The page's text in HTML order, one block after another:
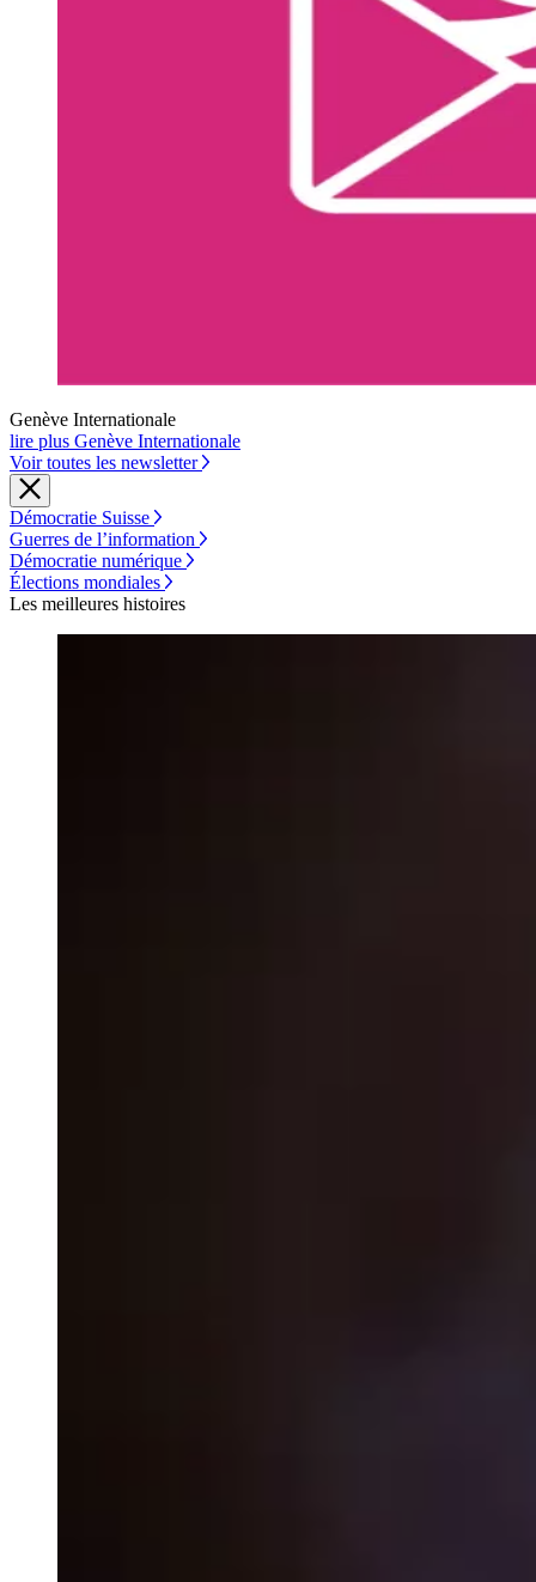
Genève Internationale
lire plus Genève Internationale
Voir toutes les newsletter
Démocratie Suisse
Guerres de l’information
Démocratie numérique
Élections mondiales
Les meilleures histoires